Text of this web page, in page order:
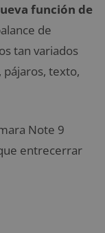
función de
de
tan variados
pájaros, texto,
Note 9
entrecerrar